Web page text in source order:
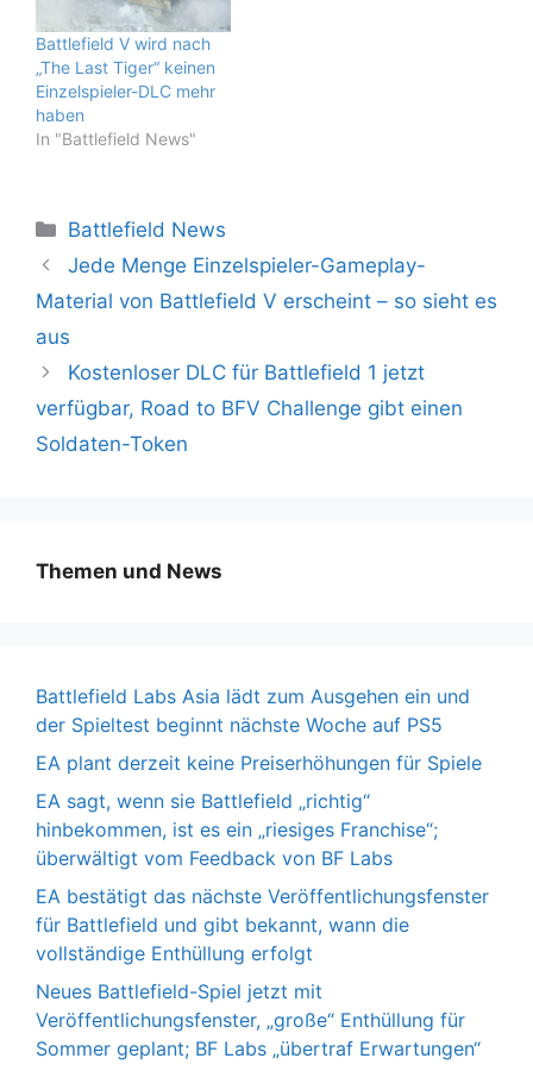
Battlefield V wird nach
„The Last Tiger“ keinen
Einzelspieler-DLC mehr
haben
In "Battlefield News"
Kategorien
Battlefield News
Jede Menge Einzelspieler-Gameplay-
Material von Battlefield V erscheint – so sieht es
aus
Kostenloser DLC für Battlefield 1 jetzt
verfügbar, Road to BFV Challenge gibt einen
Soldaten-Token
Themen und News
Battlefield Labs Asia lädt zum Ausgehen ein und
der Spieltest beginnt nächste Woche auf PS5
EA plant derzeit keine Preiserhöhungen für Spiele
EA sagt, wenn sie Battlefield „richtig“
hinbekommen, ist es ein „riesiges Franchise“;
überwältigt vom Feedback von BF Labs
EA bestätigt das nächste Veröffentlichungsfenster
für Battlefield und gibt bekannt, wann die
vollständige Enthüllung erfolgt
Neues Battlefield-Spiel jetzt mit
Veröffentlichungsfenster, „große“ Enthüllung für
Sommer geplant; BF Labs „übertraf Erwartungen“